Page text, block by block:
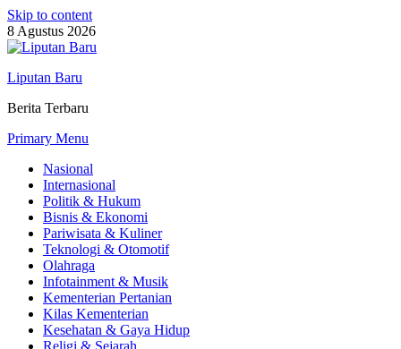
Skip to content
8 Agustus 2026
Liputan Baru
Berita Terbaru
Primary Menu
Nasional
Internasional
Politik & Hukum
Bisnis & Ekonomi
Pariwisata & Kuliner
Teknologi & Otomotif
Olahraga
Infotainment & Musik
Kementerian Pertanian
Kilas Kementerian
Kesehatan & Gaya Hidup
Religi & Sejarah